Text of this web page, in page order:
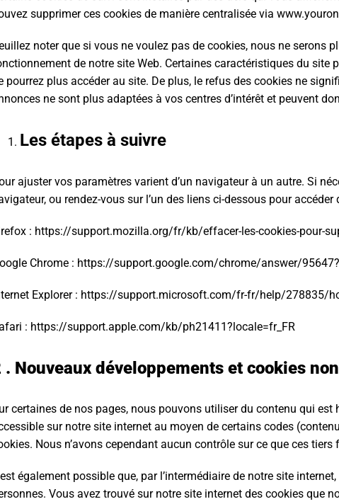
supprimer ces cookies de manière centralisée via
noter que si vous ne voulez pas de cookies, nous ne serons
de notre site Web. Certaines caractéristiques du site
pourrez plus accéder au site. De plus, le refus des cookies ne
ne sont plus adaptées à vos centres d’intérêt et peuvent
Les étapes à suivre
ajuster vos paramètres varient d’un navigateur à un autre. Si
ou rendez-vous sur l’un des liens ci-dessous pour
: https://support.mozilla.org/fr/kb/effacer-les-cookies-pour-
Chrome : https://support.google.com/chrome/answer/
Explorer : https://support.microsoft.com/fr-fr/help/278835/
: https://support.apple.com/kb/ph21411?locale=fr_FR
. Nouveaux développements et cookies
certaines de nos pages, nous pouvons utiliser du contenu qui est
sur notre site internet au moyen de certains codes
Nous n’avons cependant aucun contrôle sur ce que ces tiers
également possible que, par l’intermédiaire de notre site
Vous avez trouvé sur notre site internet des cookies que